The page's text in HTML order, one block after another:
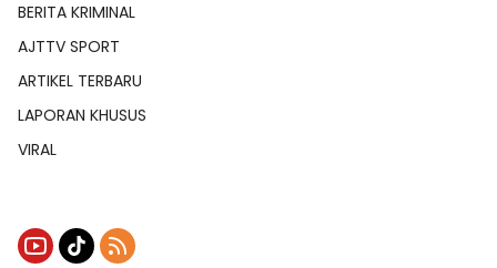
BERITA KRIMINAL
AJTTV SPORT
ARTIKEL TERBARU
LAPORAN KHUSUS
VIRAL